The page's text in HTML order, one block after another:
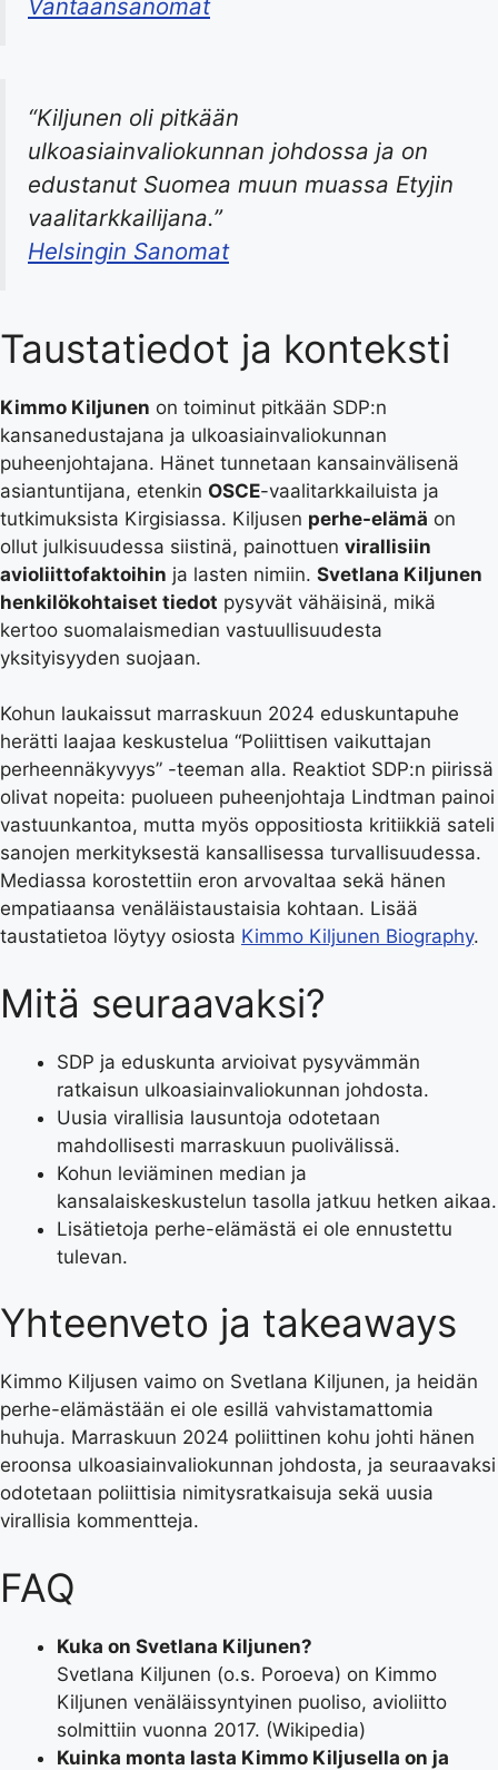
Vantaansanomat
“Kiljunen oli pitkään
ulkoasiainvaliokunnan johdossa ja on
edustanut Suomea muun muassa Etyjin
vaalitarkkailijana.”
Helsingin Sanomat
Taustatiedot ja konteksti
Kimmo Kiljunen on toiminut pitkään SDP:n
kansanedustajana ja ulkoasiainvaliokunnan
puheenjohtajana. Hänet tunnetaan kansainvälisenä
asiantuntijana, etenkin OSCE-vaalitarkkailuista ja
tutkimuksista Kirgisiassa. Kiljusen perhe-elämä on
ollut julkisuudessa siistinä, painottuen virallisiin
avioliittofaktoihin ja lasten nimiin. Svetlana Kiljunen
henkilökohtaiset tiedot pysyvät vähäisinä, mikä
kertoo suomalaismedian vastuullisuudesta
yksityisyyden suojaan.
Kohun laukaissut marraskuun 2024 eduskuntapuhe
herätti laajaa keskustelua “Poliittisen vaikuttajan
perheennäkyvyys” -teeman alla. Reaktiot SDP:n piirissä
olivat nopeita: puolueen puheenjohtaja Lindtman painoi
vastuunkantoa, mutta myös oppositiosta kritiikkiä sateli
sanojen merkityksestä kansallisessa turvallisuudessa.
Mediassa korostettiin eron arvovaltaa sekä hänen
empatiaansa venäläistaustaisia kohtaan. Lisää
taustatietoa löytyy osiosta Kimmo Kiljunen Biography.
Mitä seuraavaksi?
SDP ja eduskunta arvioivat pysyvämmän
ratkaisun ulkoasiainvaliokunnan johdosta.
Uusia virallisia lausuntoja odotetaan
mahdollisesti marraskuun puolivälissä.
Kohun leviäminen median ja
kansalaiskeskustelun tasolla jatkuu hetken aikaa.
Lisätietoja perhe-elämästä ei ole ennustettu
tulevan.
Yhteenveto ja takeaways
Kimmo Kiljusen vaimo on Svetlana Kiljunen, ja heidän
perhe-elämästään ei ole esillä vahvistamattomia
huhuja. Marraskuun 2024 poliittinen kohu johti hänen
eroonsa ulkoasiainvaliokunnan johdosta, ja seuraavaksi
odotetaan poliittisia nimitysratkaisuja sekä uusia
virallisia kommentteja.
FAQ
Kuka on Svetlana Kiljunen?
Svetlana Kiljunen (o.s. Poroeva) on Kimmo
Kiljunen venäläissyntyinen puoliso, avioliitto
solmittiin vuonna 2017. (Wikipedia)
Kuinka monta lasta Kimmo Kiljusella on ja